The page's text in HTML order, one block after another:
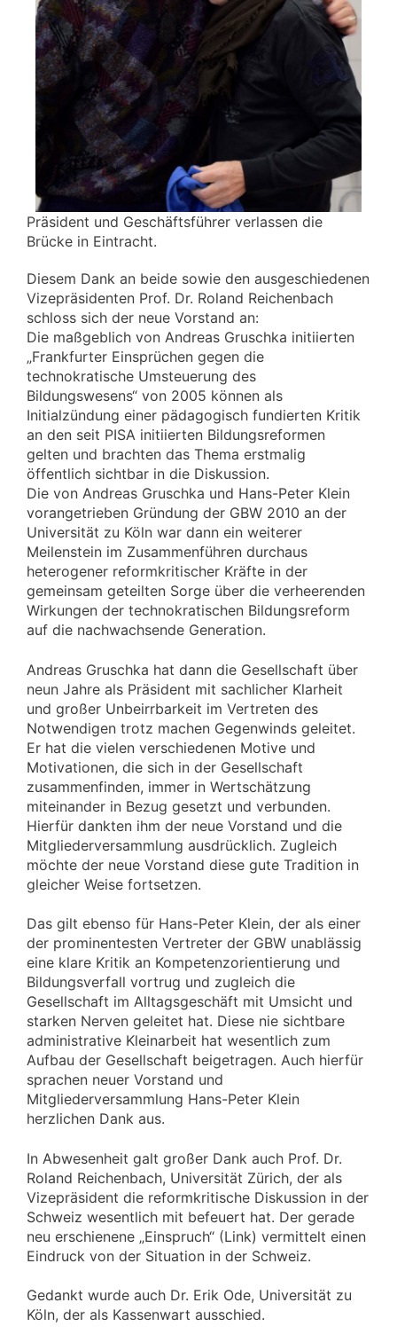
Präsident und Geschäftsführer verlassen die
Brücke in Eintracht.
Diesem Dank an beide sowie den ausgeschiedenen
Vizepräsidenten Prof. Dr. Roland Reichenbach
schloss sich der neue Vorstand an:
Die maßgeblich von Andreas Gruschka initiierten
„Frankfurter Einsprüchen gegen die
technokratische Umsteuerung des
Bildungswesens“ von 2005 können als
Initialzündung einer pädagogisch fundierten Kritik
an den seit PISA initiierten Bildungsreformen
gelten und brachten das Thema erstmalig
öffentlich sichtbar in die Diskussion.
Die von Andreas Gruschka und Hans-Peter Klein
vorangetrieben Gründung der GBW 2010 an der
Universität zu Köln war dann ein weiterer
Meilenstein im Zusammenführen durchaus
heterogener reformkritischer Kräfte in der
gemeinsam geteilten Sorge über die verheerenden
Wirkungen der technokratischen Bildungsreform
auf die nachwachsende Generation.
Andreas Gruschka hat dann die Gesellschaft über
neun Jahre als Präsident mit sachlicher Klarheit
und großer Unbeirrbarkeit im Vertreten des
Notwendigen trotz machen Gegenwinds geleitet.
Er hat die vielen verschiedenen Motive und
Motivationen, die sich in der Gesellschaft
zusammenfinden, immer in Wertschätzung
miteinander in Bezug gesetzt und verbunden.
Hierfür dankten ihm der neue Vorstand und die
Mitgliederversammlung ausdrücklich. Zugleich
möchte der neue Vorstand diese gute Tradition in
gleicher Weise fortsetzen.
Das gilt ebenso für Hans-Peter Klein, der als einer
der prominentesten Vertreter der GBW unablässig
eine klare Kritik an Kompetenzorientierung und
Bildungsverfall vortrug und zugleich die
Gesellschaft im Alltagsgeschäft mit Umsicht und
starken Nerven geleitet hat. Diese nie sichtbare
administrative Kleinarbeit hat wesentlich zum
Aufbau der Gesellschaft beigetragen. Auch hierfür
sprachen neuer Vorstand und
Mitgliederversammlung Hans-Peter Klein
herzlichen Dank aus.
In Abwesenheit galt großer Dank auch Prof. Dr.
Roland Reichenbach, Universität Zürich, der als
Vizepräsident die reformkritische Diskussion in der
Schweiz wesentlich mit befeuert hat. Der gerade
neu erschienene „Einspruch“ (Link) vermittelt einen
Eindruck von der Situation in der Schweiz.
Gedankt wurde auch Dr. Erik Ode, Universität zu
Köln, der als Kassenwart ausschied.